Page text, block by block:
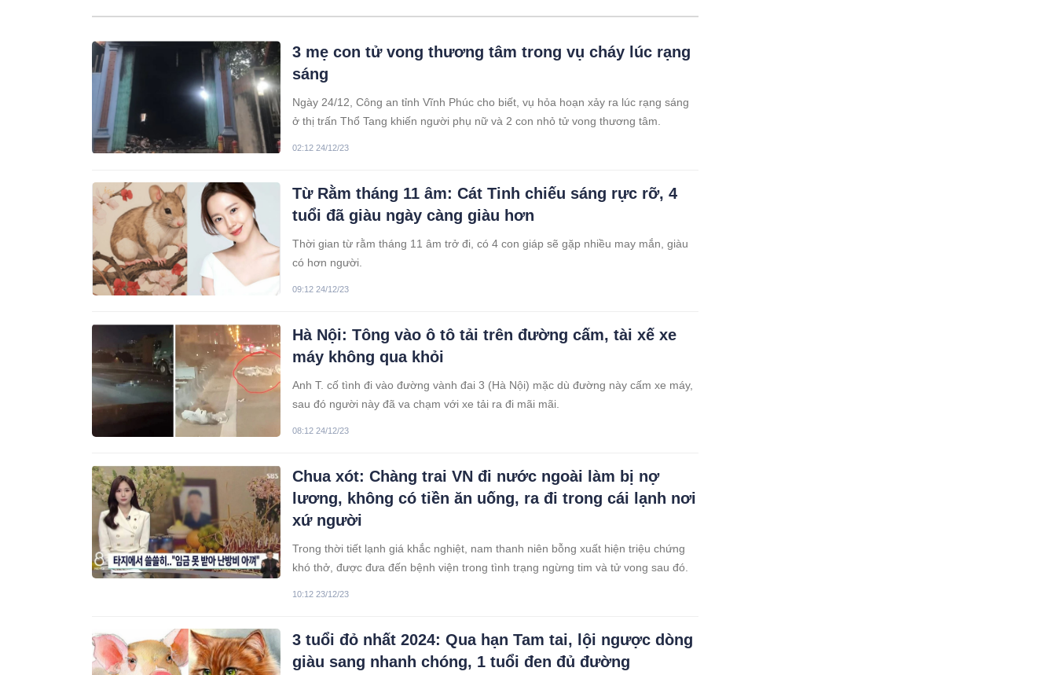
3 mẹ con tử vong thương tâm trong vụ cháy lúc rạng
sáng
Ngày 24/12, Công an tỉnh Vĩnh Phúc cho biết, vụ hỏa hoạn xảy ra lúc rạng sáng
ở thị trấn Thổ Tang khiến người phụ nữ và 2 con nhỏ tử vong thương tâm.
02:12 24/12/23
Từ Rằm tháng 11 âm: Cát Tinh chiếu sáng rực rỡ, 4
tuổi đã giàu ngày càng giàu hơn
Thời gian từ rằm tháng 11 âm trở đi, có 4 con giáp sẽ gặp nhiều may mắn, giàu
có hơn người.
09:12 24/12/23
Hà Nội: Tông vào ô tô tải trên đường cấm, tài xế xe
máy không qua khỏi
Anh T. cố tình đi vào đường vành đai 3 (Hà Nội) mặc dù đường này cấm xe máy,
sau đó người này đã va chạm với xe tải ra đi mãi mãi.
08:12 24/12/23
Chua xót: Chàng trai VN đi nước ngoài làm bị nợ
lương, không có tiền ăn uống, ra đi trong cái lạnh nơi
xứ người
Trong thời tiết lạnh giá khắc nghiệt, nam thanh niên bỗng xuất hiện triệu chứng
khó thở, được đưa đến bệnh viện trong tình trạng ngừng tim và tử vong sau đó.
10:12 23/12/23
3 tuổi đỏ nhất 2024: Qua hạn Tam tai, lội ngược dòng
giàu sang nhanh chóng, 1 tuổi đen đủ đường